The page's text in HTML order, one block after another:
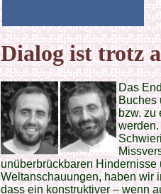
Dialog ist trotz
Das
Buches
bzw. zu
unüberbrückbaren
Weltanschauungen, haben wir
dass ein konstruktiver – wenn